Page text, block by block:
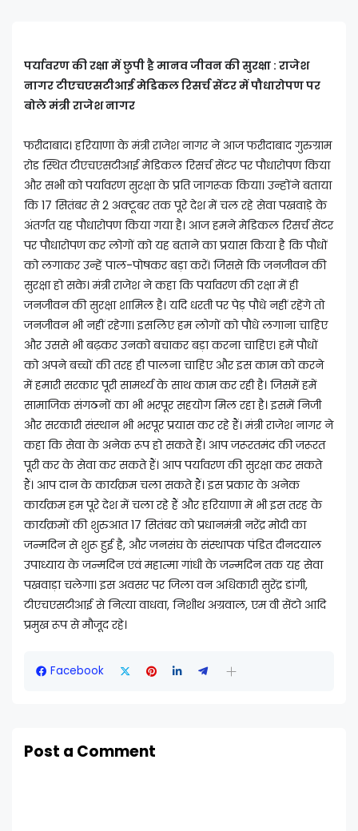
पर्यावरण की रक्षा में छुपी है मानव जीवन की सुरक्षा : राजेश
नागरटीएचएसटीआई मेडिकल रिसर्च सेंटर में पौधारोपण पर
बोले मंत्री राजेश नागर
फरीदाबाद। हरियाणा के मंत्री राजेश नागर ने आज फरीदाबाद गुरुग्राम
रोड स्थित टीएचएसटीआई मेडिकल रिसर्च सेंटर पर पौधारोपण किया
और सभी को पर्यावरण सुरक्षा के प्रति जागरूक किया। उन्होंने बताया
कि 17 सितंबर से 2 अक्टूबर तक पूरे देश में चल रहे सेवा पखवाड़े के
अंतर्गत यह पौधारोपण किया गया है। आज हमने मेडिकल रिसर्च सेंटर
पर पौधारोपण कर लोगों को यह बताने का प्रयास किया है कि पौधों
को लगाकर उन्हें पाल-पोषकर बड़ा करें। जिससे कि जनजीवन की
सुरक्षा हो सके। मंत्री राजेश ने कहा कि पर्यावरण की रक्षा में ही
जनजीवन की सुरक्षा शामिल है। यदि धरती पर पेड़ पौधे नहीं रहेंगे तो
जनजीवन भी नहीं रहेगा। इसलिए हम लोगों को पौधे लगाना चाहिए
और उससे भी बढ़कर उनको बचाकर बड़ा करना चाहिए। हमें पौधों
को अपने बच्चों की तरह ही पालना चाहिए और इस काम को करने
में हमारी सरकार पूरी सामर्थ्य के साथ काम कर रही है। जिसमें हमें
सामाजिक संगठनों का भी भरपूर सहयोग मिल रहा है। इसमें निजी
और सरकारी संस्थान भी भरपूर प्रयास कर रहे हैं। मंत्री राजेश नागर ने
कहा कि सेवा के अनेक रूप हो सकते हैं। आप जरूरतमंद की जरूरत
पूरी कर के सेवा कर सकते हैं। आप पर्यावरण की सुरक्षा कर सकते
हैं। आप दान के कार्यक्रम चला सकते हैं। इस प्रकार के अनेक
कार्यक्रम हम पूरे देश में चला रहे हैं और हरियाणा में भी इस तरह के
कार्यक्रमों की शुरुआत 17 सितंबर को प्रधानमंत्री नरेंद्र मोदी का
जन्मदिन से शुरू हुई है, और जनसंघ के संस्थापक पंडित दीनदयाल
उपाध्याय के जन्मदिन एवं महात्मा गांधी के जन्मदिन तक यह सेवा
पखवाड़ा चलेगा। इस अवसर पर जिला वन अधिकारी सुरेंद्र डांगी,
टीएचएसटीआई से नित्या वाधवा, निशीथ अग्रवाल, एम वी सेंटो आदि
प्रमुख रूप से मौजूद रहे।
Facebook
Post a Comment